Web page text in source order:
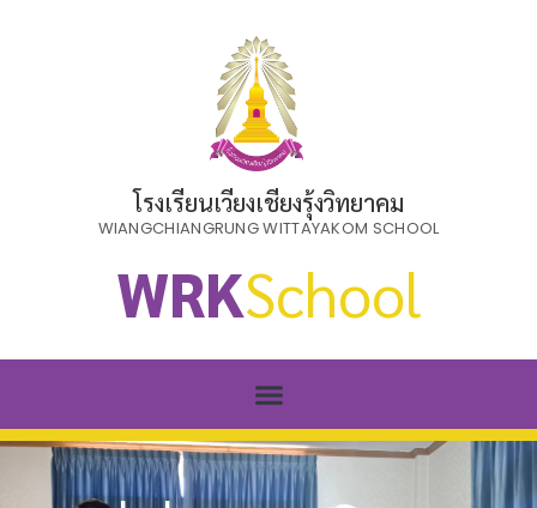
โรงเรียนเวียงเชียงรุ้งวิทยาคม
WIANGCHIANGRUNG WITTAYAKOM SCHOOL
WRKSchool